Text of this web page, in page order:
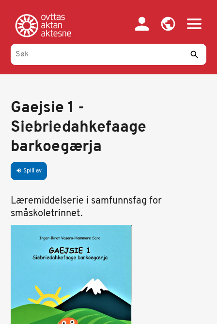
hovedinnhold
Gaejsie 1 -
Siebriedahkefaage
barkoegærja
volume_up Spill av
Læremiddelserie i samfunnsfag for
småskoletrinnet.